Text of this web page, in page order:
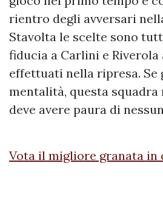
rientro degli avversari
Stavolta le scelte sono
fiducia a Carlini e Riverola
effettuati nella ripresa. Se
mentalità, questa squadra
deve avere paura di
Vota il migliore granata in